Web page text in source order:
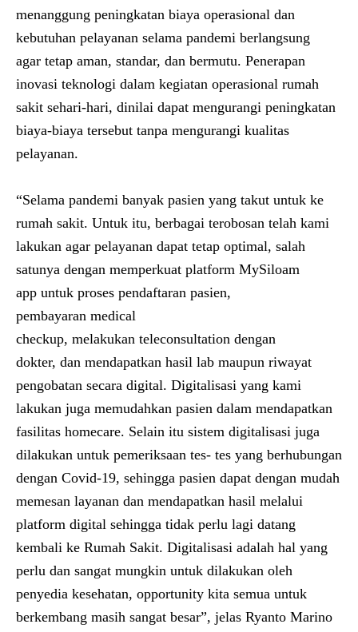
menanggung peningkatan biaya operasional dan
kebutuhan pelayanan selama pandemi berlangsung
agar tetap aman, standar, dan bermutu. Penerapan
inovasi teknologi dalam kegiatan operasional rumah
sakit sehari-hari, dinilai dapat mengurangi peningkatan
biaya-biaya tersebut tanpa mengurangi kualitas
pelayanan.
“Selama pandemi banyak pasien yang takut untuk ke
rumah sakit. Untuk itu, berbagai terobosan telah kami
lakukan agar pelayanan dapat tetap optimal, salah
satunya dengan memperkuat platform MySiloam
app untuk proses pendaftaran pasien,
pembayaran medical
checkup, melakukan teleconsultation dengan
dokter, dan mendapatkan hasil lab maupun riwayat
pengobatan secara digital. Digitalisasi yang kami
lakukan juga memudahkan pasien dalam mendapatkan
fasilitas homecare. Selain itu sistem digitalisasi juga
dilakukan untuk pemeriksaan tes- tes yang berhubungan
dengan Covid-19, sehingga pasien dapat dengan mudah
memesan layanan dan mendapatkan hasil melalui
platform digital sehingga tidak perlu lagi datang
kembali ke Rumah Sakit. Digitalisasi adalah hal yang
perlu dan sangat mungkin untuk dilakukan oleh
penyedia kesehatan, opportunity kita semua untuk
berkembang masih sangat besar”, jelas Ryanto Marino